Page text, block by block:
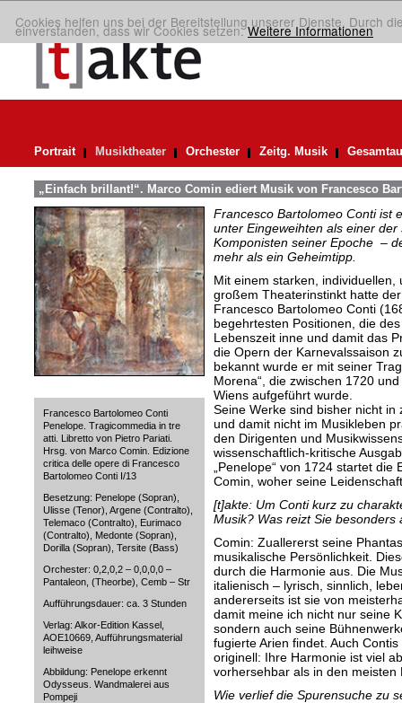
Cookies helfen uns bei der Bereitstellung unserer Dienste. Durch
einverstanden, dass wir Cookies setzen.Weitere Informationen
Portrait Musiktheater Orchester Zeitg. Musik
„Einfach brillant!“. Marco Comin ediert Musik von Francesco
Francesco Bartolomeo Conti
Penelope. Tragicommedia in tre
atti. Libretto von Pietro Pariati.
Hrsg. von Marco Comin. Edizione
critica delle opere di Francesco
Bartolomeo Conti I/13
Besetzung: Penelope (Sopran),
Ulisse (Tenor), Argene (Contralto),
Telemaco (Contralto), Eurimaco
(Contralto), Medonte (Sopran),
Dorilla (Sopran), Tersite (Bass)
Orchester: 0,2,0,2 – 0,0,0,0 –
Pantaleon, (Theorbe), Cemb – Str
Aufführungsdauer: ca. 3 Stunden
Verlag: Alkor-Edition Kassel,
AOE10669, Aufführungsmaterial
leihweise
Abbildung: Penelope erkennt
Odysseus. Wandmalerei aus
Pompeji
Francesco Bartolomeo Conti ist
unter Eingeweihten als einer
Komponisten seiner Epoche –
mehr als ein Geheimtipp.
Mit einem starken,
großem Theaterinstinkt hatte
Francesco Bartolomeo Conti
begehrtesten Positionen, die
Lebenszeit inne und damit das
die Opern der Karnevalssaison
bekannt wurde er mit seiner
Morena“, die zwischen 1720
Wiens aufgeführt wurde.
Seine Werke sind bisher nicht
und damit nicht im Musikleben
den Dirigenten und
wissenschaftlich-kritische
„Penelope“ von 1724 startet
Comin, woher seine
[t]akte: Um Conti kurz zu
Musik? Was reizt Sie besonders
Comin: Zuallererst seine
musikalische Persönlichkeit.
durch die Harmonie aus. Die
italienisch – lyrisch, sinnlich,
andererseits ist sie von
damit meine ich nicht nur seine
sondern auch seine
fugierte Arien findet. Auch
originell: Ihre Harmonie ist viel
vorhersehbar als in den meisten
Wie verlief die Spurensuche zu